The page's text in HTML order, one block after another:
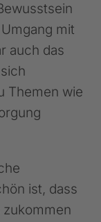
mit
auch das
Themen wie
ist, dass